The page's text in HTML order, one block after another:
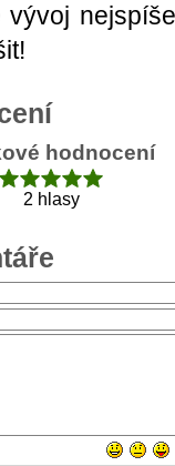
vývoj
hodnocení
2 hlasy